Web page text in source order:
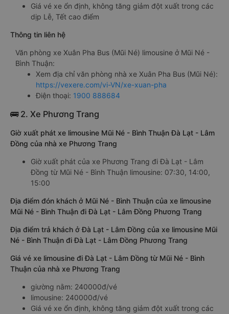
Giá vé xe ổn định, không tăng giảm đột xuất trong các
dịp Lễ, Tết cao điểm
Thông tin liên hệ
Văn phòng xe Xuân Pha Bus (Mũi Né) limousine ở Mũi Né -
Bình Thuận:
Xem địa chỉ văn phòng nhà xe Xuân Pha Bus (Mũi Né):
https://vexere.com/vi-VN/xe-xuan-pha
Điện thoại: 1900 888684
🚌 2. Xe Phương Trang
Giờ xuất phát xe limousine Mũi Né - Bình Thuận Đà Lạt - Lâm
Đồng của nhà xe Phương Trang
Giờ xuất phát của xe Phương Trang đi Đà Lạt - Lâm
Đồng từ Mũi Né - Bình Thuận limousine: 07:30, 14:00,
15:00
Địa điểm đón khách ở Mũi Né - Bình Thuận của xe limousine
Mũi Né - Bình Thuận đi Đà Lạt - Lâm Đồng Phương Trang
Địa điểm trả khách ở Đà Lạt - Lâm Đồng của xe limousine Mũi
Né - Bình Thuận đi Đà Lạt - Lâm Đồng Phương Trang
Giá vé xe limousine đi Đà Lạt - Lâm Đồng từ Mũi Né - Bình
Thuận của nhà xe Phương Trang
giường nằm: 240000đ/vé
limousine: 240000đ/vé
Giá vé xe ổn định, không tăng giảm đột xuất trong các